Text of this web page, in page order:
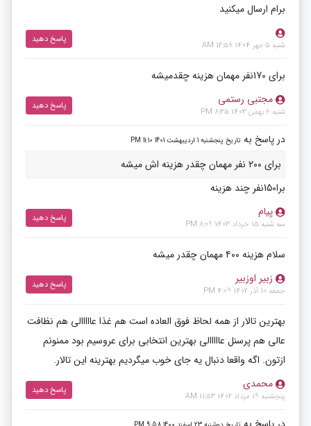
برام ارسال میکنید
شنبه 5 مهر 1404 12:58 AM
پاسخ دهید
برای 170نفر مهمان هزینه چقدمیشه
مجتبی رستمی
شنبه 6 بهمن 1403 8:35 PM
پاسخ دهید
در پاسخ به تاریخ پنجشنبه 1 اردیبهشت 1401 11:10 PM
برای ۲۰۰ نفر مهمان چقدر هزینه اش میشه
برا150نفر چند هزینه
پیام
سه شنبه 15 خرداد 1403 8:09 PM
پاسخ دهید
سلام هزینه ۴۰۰ مهمان چقدر میشه
زبیر اوزبیر
جمعه 10 آذر 1402 4:09 PM
پاسخ دهید
بهترین تالار از همه لحاظ فوق العاده است هم غذا عااااالی هم نظافت
عالی هم پرسنل عااااالی بهترین انتخابی برای عروسیم بود ممنونم
ازتون. اگه واقعا دنبال یه جای خوب میگردیم بهترینه این تالار.
محمدی
پنجشنبه 19 مرداد 1402 11:53 AM
پاسخ دهید